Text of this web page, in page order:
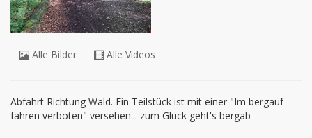
Alle Bilder Alle Videos
Abfahrt Richtung Wald. Ein Teilstück ist mit einer "Im bergauf
fahren verboten" versehen... zum Glück geht's bergab